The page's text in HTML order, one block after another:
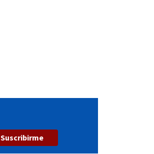
Suscribirme